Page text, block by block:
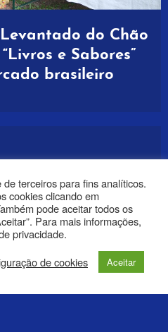
do Chão
e Sabores”
brasileiro
terceiros para fins analíticos.
cookies clicando em
pode aceitar todos os
Para mais informações,
privacidade.
de cookies Aceitar